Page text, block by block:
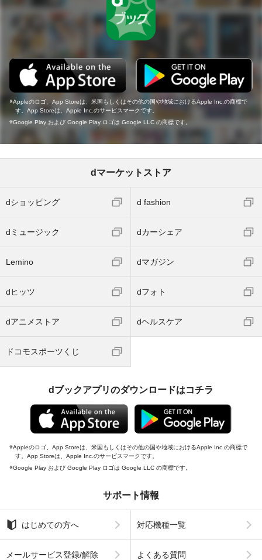
Appleのロゴ、App Storeは、米国もしくはその他の国や地域におけるApple Inc.の商標で
す。App Storeは、Apple Inc.のサービスマークです。
Google Play および Google Play ロゴは Google LLC の商標です。
dマーケットストア
dショッピング d fashion
dミュージック dカーシェア
Lemino dマガジン
dヒッツ dフォト
dアニメストア dヘルスケア
ドコモスポーツくじ
dブックアプリのダウンロードはコチラ
Appleのロゴ、App Storeは、米国もしくはその他の国や地域におけるApple Inc.の商標で
す。App Storeは、Apple Inc.のサービスマークです。
Google Play および Google Play ロゴは Google LLC の商標です。
サポート情報
はじめての方へ 対応機種一覧
メールサービス登録/解除 よくある質問